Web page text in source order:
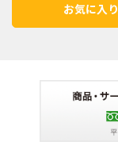
お気に入り